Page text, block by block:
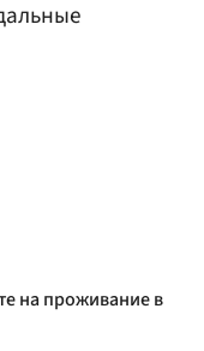
на проживание в